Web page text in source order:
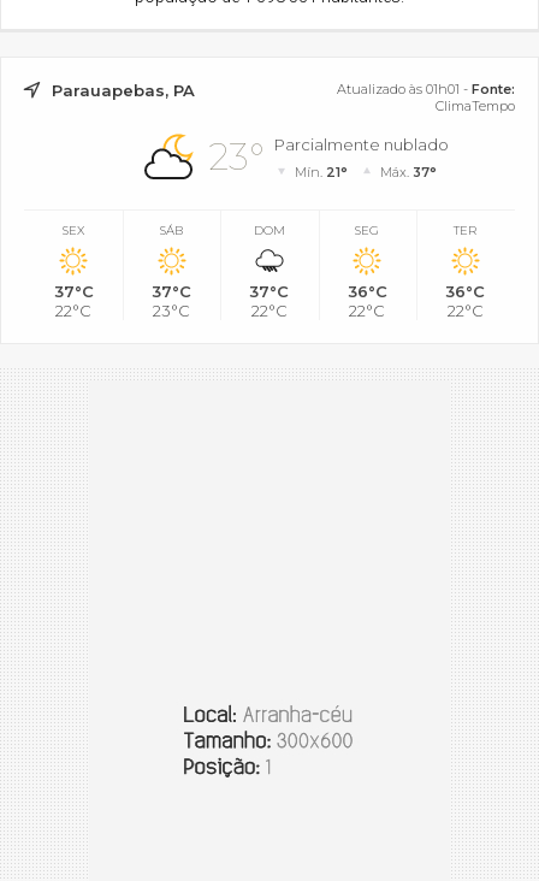
Parauapebas, PA Atualizado às 01h01 - Fonte:
ClimaTempo
23° Parcialmente nublado
Mín. 21° Máx. 37°
SEX
37°C
22°C
SÁB
37°C
23°C
DOM
37°C
22°C
SEG
36°C
22°C
TER
36°C
22°C